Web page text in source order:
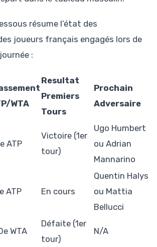
résume l’état des
joueurs français engagés lors de
:
WTA
Resultat
Premiers
Tours
Prochain
Adversaire
ATP
Victoire (1er
tour)
Ugo Humbert
ou Adrian
Mannarino
ATP En cours
Quentin Halys
ou Mattia
Bellucci
WTA
Défaite (1er
tour)
N/A